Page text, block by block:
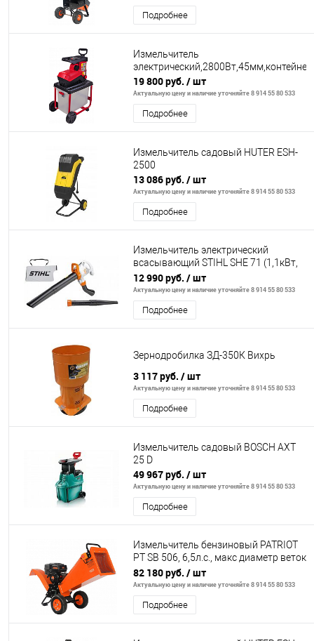
Подробнее
Измельчитель
19 800 руб. / шт
Актуальную цену и наличие уточняйте 8 914 55 80 533
Подробнее
Измельчитель садовый HUTER ESH-
2500
13 086 руб. / шт
Актуальную цену и наличие уточняйте 8 914 55 80 533
Подробнее
Измельчитель электрический
всасывающий STIHL SHE 71 (1,1кВт,
580м3/ч)
12 990 руб. / шт
Актуальную цену и наличие уточняйте 8 914 55 80 533
Подробнее
Зернодробилка ЗД-350К Вихрь
3 117 руб. / шт
Актуальную цену и наличие уточняйте 8 914 55 80 533
Подробнее
Измельчитель садовый BOSCH AXT
25 D
49 967 руб. / шт
Актуальную цену и наличие уточняйте 8 914 55 80 533
Подробнее
Измельчитель бензиновый PATRIOT
PT SB 506, 6,5л.с., макс диаметр веток
80мм
82 180 руб. / шт
Актуальную цену и наличие уточняйте 8 914 55 80 533
Подробнее